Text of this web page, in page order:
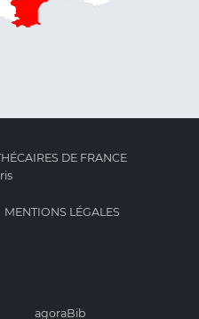
DE FRANCE
MENTIONS LÉGALES
agoraBib